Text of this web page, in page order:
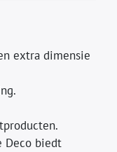
extra dimensie
Deco biedt